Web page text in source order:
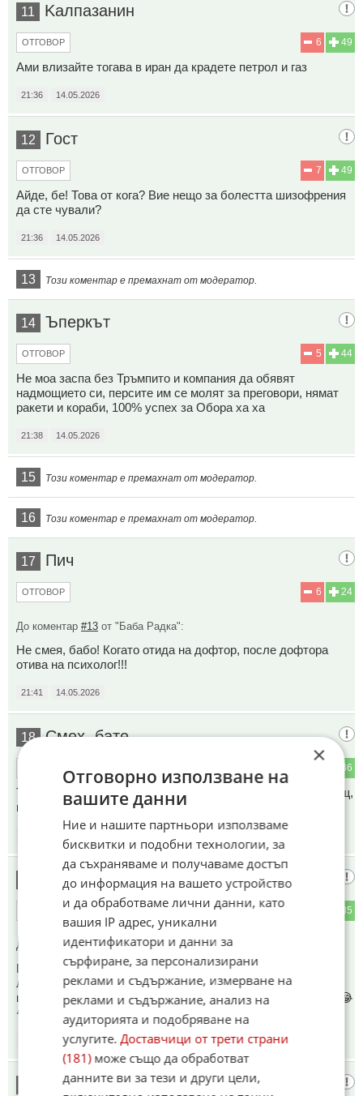
11 Kaлпазанин
49
6
ОТГОВОР
Ами влизайте тогава в иран да крадете петрол и газ
21:36 14.05.2026
12 Гост
49
7
ОТГОВОР
Айде, бе! Това от кога? Вие нещо за болестта шизофрения
да сте чували?
21:36 14.05.2026
13 Този коментар е премахнат от модератор.
14 Ъперкът
44
5
ОТГОВОР
Не моа заспа без Тръмпито и компания да обявят
надмощието си, персите им се молят за преговори, нямат
ракети и кораби, 100% успех за Обора ха ха
21:38 14.05.2026
15 Този коментар е премахнат от модератор.
16 Този коментар е премахнат от модератор.
17 Пич
24
6
ОТГОВОР
До коментар #13 от "Баба Радка":
Не смея, бабо! Когато отида на дофтор, после дофтора
отива на психолог!!!
21:41 14.05.2026
18 Смех, бате
36
Това е за лека нощ. За добро утро ще призовават за помощ,
после заплахи за унищожение и така…
Хахахаха😂😂😂😂
35
ОТГОВОР
До коментар#1от "Шопо":
Продължават да не разбират , какво им се случва на
любимите ни съюзници! Тоталната импотентност я видя
целият свят и им се смее, превивайки се от смях!😂😂😂😂
😂😂😂😂😂😂😂😂😂
14.05.2026
Гориил
×
Отговорно използване на
вашите данни
Ние и нашите партньори използваме
бисквитки и подобни технологии, за
да съхраняваме и получаваме достъп
до информация на вашето устройство
и да обработваме лични данни, като
вашия IP адрес, уникални
идентификатори и данни за
сърфиране, за персонализирани
реклами и съдържание, измерване на
реклами и съдържание, анализ на
аудиторията и подобряване на
услугите.Доставчици от трети страни
(181)може също да обработват
данните ви за тези и други цели,